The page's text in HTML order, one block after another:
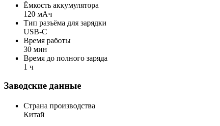
Ёмкость аккумулятора
120 мАч
Тип разъёма для зарядки
USB-C
Время работы
30 мин
Время до полного заряда
1 ч
Заводские данные
Страна производства
Китай